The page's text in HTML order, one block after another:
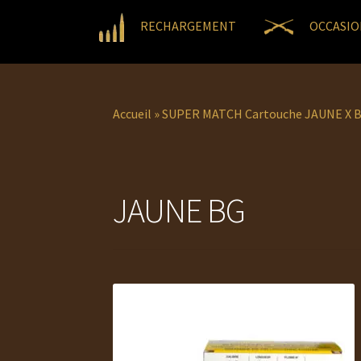
RECHARGEMENT
Accueil »SUPER MATCH Cartouche JAUNE X
JAUNE BG